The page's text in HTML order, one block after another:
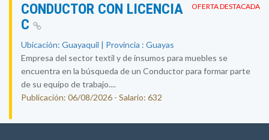
OFERTA DESTACADA
CONDUCTOR CON LICENCIA
C
Ubicación: Guayaquil | Provincia : Guayas
Empresa del sector textil y de insumos para muebles se
encuentra en la búsqueda de un Conductor para formar parte
de su equipo de trabajo....
Publicación: 06/08/2026 - Salario: 632